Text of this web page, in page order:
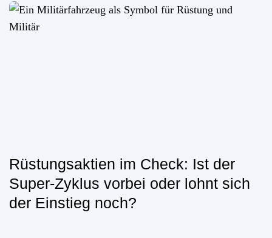
Rüstungsaktien im Check: Ist der
Super-Zyklus vorbei oder lohnt sich
der Einstieg noch?